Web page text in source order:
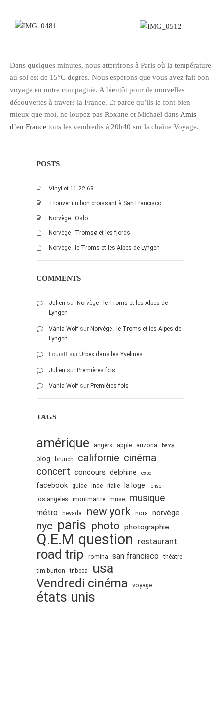
Dans quelques minutes, nous atterrirons à Paris où la température
au sol est de 15°C degrés. Nous espérons que vous avez fait bon
voyage en notre compagnie. A bientôt pour de nouvelles
découvertes à travers la France. Et parce qu’ils le font bien
mieux que moi, ne loupez pas Roxane et Michaël dans Amis
d’en France tous les vendredis à 20h40 sur la chaîne Voyage.
POSTS
Vinyl et 11.22.63
Trouver un bon croissant à San Francisco
Norvège : Oslo
Norvège : Tromsø et les fjords
Norvège : le Troms et les Alpes de Lyngen
COMMENTS
Julien sur Norvège : le Troms et les Alpes de
Lyngen
Vânia Wolf sur Norvège : le Troms et les Alpes de
Lyngen
LouisB sur Urbex dans les Yvelines
Julien sur Premières fois
Vania Wolf sur Premières fois
TAGS
amérique angers apple arizona bercy
blog brunch californie cinéma
concert concours delphine expo
facebook guide inde italie la loge lense
los angeles montmartre muse musique
métro nevada new york nora norvège
nyc paris photo photographie
Q.E.M question restaurant
road trip romina san francisco théâtre
tim burton
tribeca usa
Vendredi cinéma voyage
états unis